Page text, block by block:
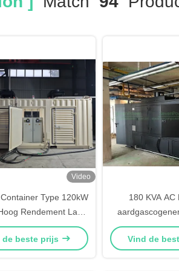
Video
Type 120kW
Rendement Laag
Aardgas WKK
de beste prijs
180 KVA AC
Verspreid
Vind de